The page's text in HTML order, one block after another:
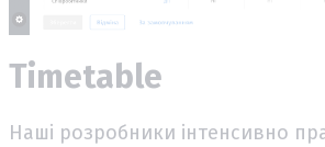
Timetable
Наші розробники інтенсивно